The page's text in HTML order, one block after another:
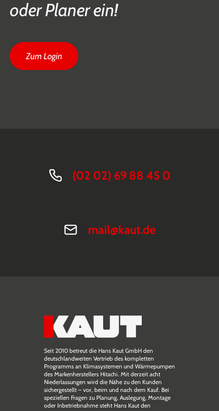
oder Planer ein!
Zum Login
(02 02) 69 88 45 0
mail@kaut.de
Seit 2010 betreut die Hans Kaut GmbH den
deutschlandweiten Vertrieb des kompletten
Programms an Klimasystemen und Wärmepumpen
des Markenherstellers Hitachi. Mit derzeit acht
Niederlassungen wird die Nähe zu den Kunden
sichergestellt – vor, beim und nach dem Kauf. Bei
speziellen Fragen zu Planung, Auslegung, Montage
oder Inbetriebnahme steht Hans Kaut den